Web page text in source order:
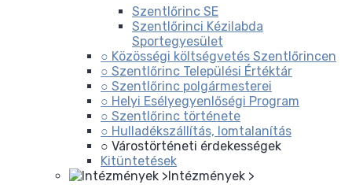
Szentlőrinc SE
Szentlőrinci Kézilabda
Sportegyesület
○ Közösségi költségvetés Szentlőrincen
○ Szentlőrinc Települési Értéktár
○ Szentlőrinc polgármesterei
○ Helyi Esélyegyenlőségi Program
○ Szentlőrinc története
○ Hulladékszállítás, lomtalanítás
○ Várostörténeti érdekességek
Kitüntetések
Intézmények >